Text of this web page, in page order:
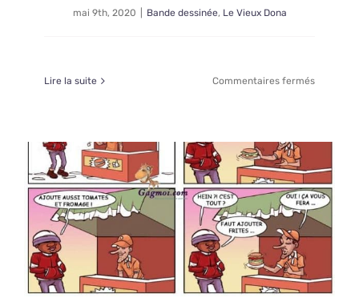
mai 9th, 2020 Bande dessinée, Le Vieux Dona
Lire la suite Commentaires ferméssur
N°3